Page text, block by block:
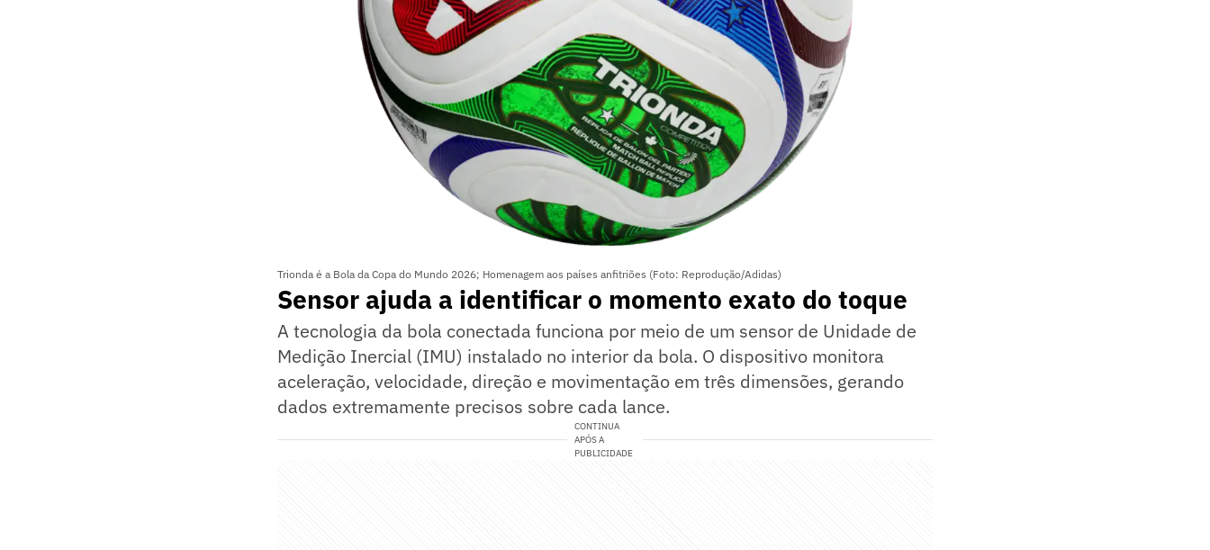
Trionda é a Bola da Copa do Mundo 2026; Homenagem aos países anfitriões (Foto: Reprodução/Adidas)
Sensor ajuda a identificar o momento exato do toque
A tecnologia da bola conectada funciona por meio de um sensor de Unidade de
Medição Inercial (IMU) instalado no interior da bola. O dispositivo monitora
aceleração, velocidade, direção e movimentação em três dimensões, gerando
dados extremamente precisos sobre cada lance.
CONTINUA
APÓS A
PUBLICIDADE